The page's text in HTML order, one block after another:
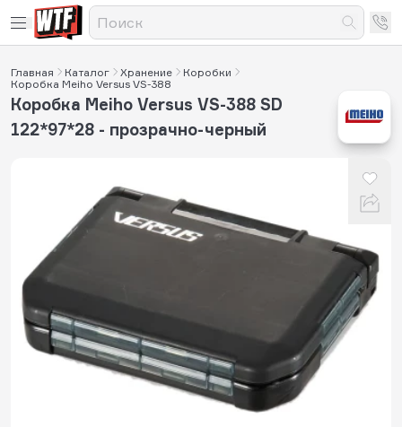
Главная Каталог Хранение
Коробки
Коробка Meiho Versus VS-388
Коробка Meiho Versus VS-388 SD
122*97*28 - прозрачно-черный